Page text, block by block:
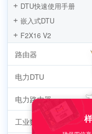
专网APN配置
modbus采集
连接管理平台
日志输出
短信测试
DTU固件升级
DTU快速使用手册
嵌入式DTU
F2X16 V2
路由器
电力DTU
电力路由器
工业数采网关